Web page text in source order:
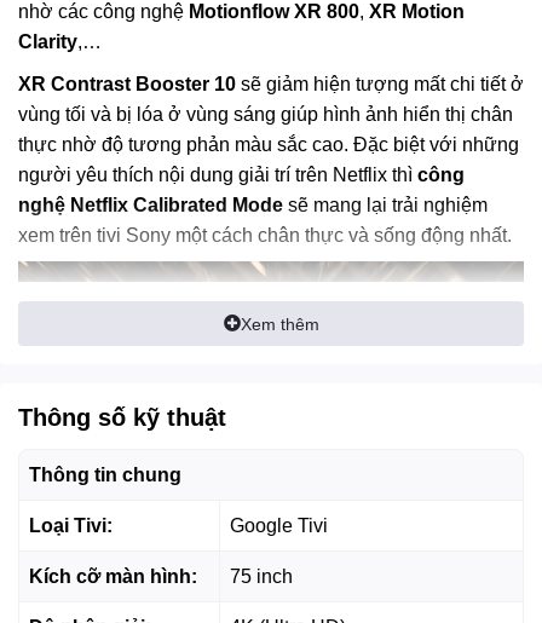
nhờ các công nghệ Motionflow XR 800, XR Motion
Clarity,…
XR Contrast Booster 10 sẽ giảm hiện tượng mất chi tiết ở
vùng tối và bị lóa ở vùng sáng giúp hình ảnh hiển thị chân
thực nhờ độ tương phản màu sắc cao. Đặc biệt với những
người yêu thích nội dung giải trí trên Netflix thì công
nghệ Netflix Calibrated Mode sẽ mang lại trải nghiệm
xem trên tivi Sony một cách chân thực và sống động nhất.
*Hình ảnh chỉ mang tính chất minh họa sản phẩm​
Tivi Sony 4K 75 inch - Công nghệ âm thanh
Xem thêm
Thông số kỹ thuật
Thông tin chung
Loại Tivi: Google Tivi
Kích cỡ màn hình: 75 inch